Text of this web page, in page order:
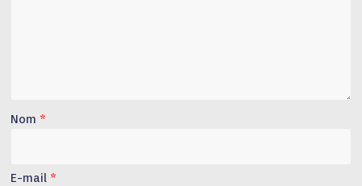
Nom *
E-mail *